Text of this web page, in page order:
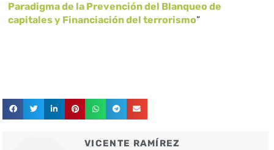
Paradigma de la Prevención del Blanqueo de
capitales y Financiación del terrorismo”
VICENTE RAMÍREZ